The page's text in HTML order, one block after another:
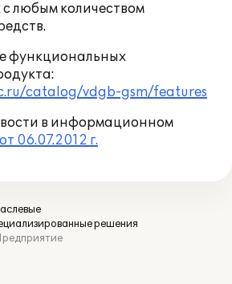
любым количеством
функциональных
catalog/vdgb-gsm/features
в информационном
06.07.2012 г.
решения